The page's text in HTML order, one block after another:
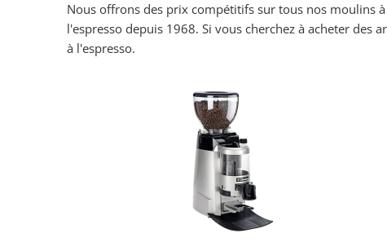
Nous offrons des prix compétitifs sur tous nos moulins
l'espresso depuis 1968. Si vous cherchez à acheter
à l'espresso.